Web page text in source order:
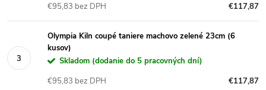
€117,87
€95,83 bez DPH
Olympia Kiln coupé taniere machovo zelené 23cm (6
kusov)
Skladom (dodanie do 5 pracovných dní)
€117,87
€95,83 bez DPH